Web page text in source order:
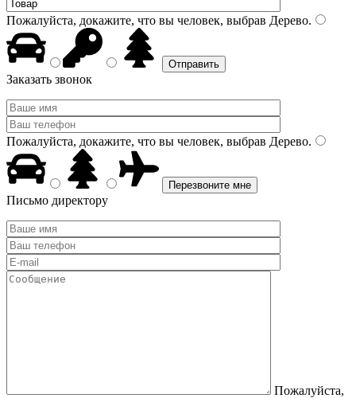
Пожалуйста, докажите, что вы человек, выбрав Дерево.
Заказать звонок
Пожалуйста, докажите, что вы человек, выбрав Дерево.
Письмо директору
Пожалуйста,